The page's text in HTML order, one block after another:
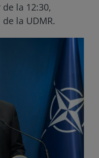
la 12:30,
la UDMR.